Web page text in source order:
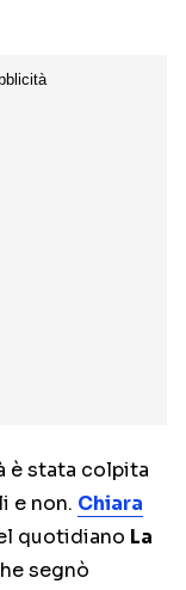
è stata colpita
e non. Chiara
quotidiano La
segnò